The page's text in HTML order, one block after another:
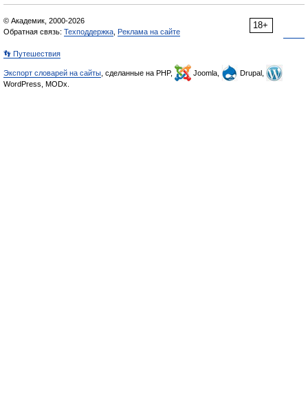
18+
© Академик, 2000-2026
Обратная связь: Техподдержка Реклама на сайте
👣 Путешествия
Экспорт словарей на сайты , сделанные на PHP, Joomla,
Drupal,
WordPress, MODx.